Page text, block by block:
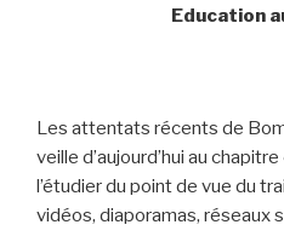
Education
Les attentats récents de
veille d’aujourd’hui au
l’étudier du point de vue du
vidéos, diaporamas, réseaux